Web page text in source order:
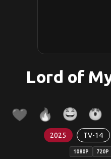
Lord of
2025 TV-14
1080P 720P